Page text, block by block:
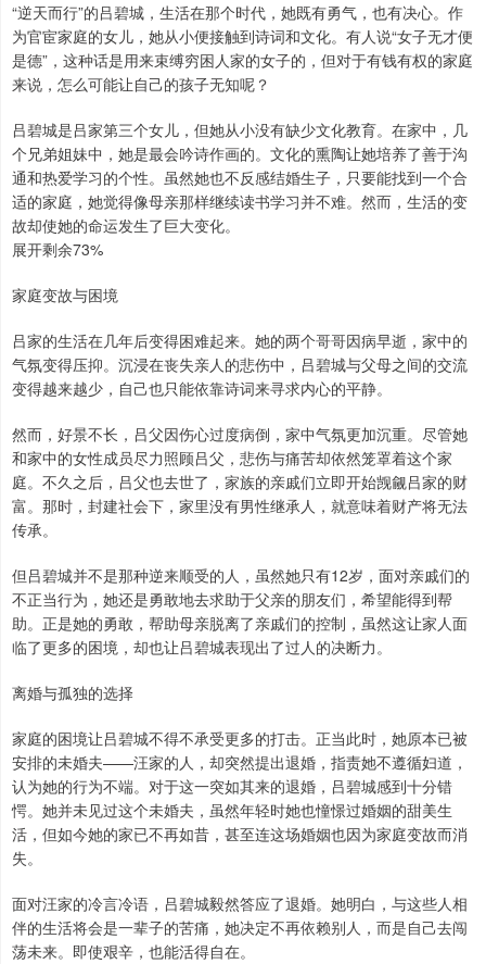
“逆天而行”的吕碧城，生活在那个时代，她既有勇气，也有决心。作
为官宦家庭的女儿，她从小便接触到诗词和文化。有人说“女子无才便
是德”，这种话是用来束缚穷困人家的女子的，但对于有钱有权的家庭
来说，怎么可能让自己的孩子无知呢？
吕碧城是吕家第三个女儿，但她从小没有缺少文化教育。在家中，几
个兄弟姐妹中，她是最会吟诗作画的。文化的熏陶让她培养了善于沟
通和热爱学习的个性。虽然她也不反感结婚生子，只要能找到一个合
适的家庭，她觉得像母亲那样继续读书学习并不难。然而，生活的变
故却使她的命运发生了巨大变化。
展开剩余73%
家庭变故与困境
吕家的生活在几年后变得困难起来。她的两个哥哥因病早逝，家中的
气氛变得压抑。沉浸在丧失亲人的悲伤中，吕碧城与父母之间的交流
变得越来越少，自己也只能依靠诗词来寻求内心的平静。
然而，好景不长，吕父因伤心过度病倒，家中气氛更加沉重。尽管她
和家中的女性成员尽力照顾吕父，悲伤与痛苦却依然笼罩着这个家
庭。不久之后，吕父也去世了，家族的亲戚们立即开始觊觎吕家的财
富。那时，封建社会下，家里没有男性继承人，就意味着财产将无法
传承。
但吕碧城并不是那种逆来顺受的人，虽然她只有12岁，面对亲戚们的
不正当行为，她还是勇敢地去求助于父亲的朋友们，希望能得到帮
助。正是她的勇敢，帮助母亲脱离了亲戚们的控制，虽然这让家人面
临了更多的困境，却也让吕碧城表现出了过人的决断力。
离婚与孤独的选择
家庭的困境让吕碧城不得不承受更多的打击。正当此时，她原本已被
安排的未婚夫——汪家的人，却突然提出退婚，指责她不遵循妇道，
认为她的行为不端。对于这一突如其来的退婚，吕碧城感到十分错
愕。她并未见过这个未婚夫，虽然年轻时她也憧憬过婚姻的甜美生
活，但如今她的家已不再如昔，甚至连这场婚姻也因为家庭变故而消
失。
面对汪家的冷言冷语，吕碧城毅然答应了退婚。她明白，与这些人相
伴的生活将会是一辈子的苦痛，她决定不再依赖别人，而是自己去闯
荡未来。即使艰辛，也能活得自在。